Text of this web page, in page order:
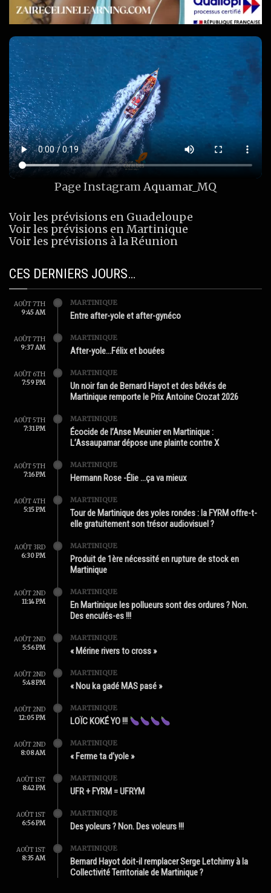
Page InstagramAquamar_MQ
Voir les prévisions en Guadeloupe
Voir les prévisions en Martinique
Voir les prévisions à la Réunion
CES DERNIERS JOURS…
AOÛT 7TH
9:45 AM
MARTINIQUE
Entre after-yole et after-gynéco
AOÛT 7TH
9:37 AM
MARTINIQUE
After-yole…Félix et bouées
AOÛT 6TH
7:59 PM
MARTINIQUE
Un noir fan de Bernard Hayot et des békés de
Martinique remporte le Prix Antoine Crozat 2026
AOÛT 5TH
7:31 PM
MARTINIQUE
Écocide de l’Anse Meunier en Martinique :
L’Assaupamar dépose une plainte contre X
AOÛT 5TH
7:16 PM
MARTINIQUE
Hermann Rose -Élie …ça va mieux
AOÛT 4TH
5:15 PM
MARTINIQUE
Tour de Martinique des yoles rondes : la FYRM offre-t-
elle gratuitement son trésor audiovisuel ?
AOÛT 3RD
6:30 PM
MARTINIQUE
Produit de 1ère nécessité en rupture de stock en
Martinique
AOÛT 2ND
11:14 PM
MARTINIQUE
En Martinique les pollueurs sont des ordures ? Non.
Des enculés-es !!!
AOÛT 2ND
5:56 PM
MARTINIQUE
« Mérine rivers to cross »
AOÛT 2ND
5:48 PM
MARTINIQUE
« Nou ka gadé MAS pasé »
AOÛT 2ND
12:05 PM
MARTINIQUE
LOÏC KOKÉ YO !!!
AOÛT 2ND
8:08 AM
MARTINIQUE
« Ferme ta d’yole »
AOÛT 1ST
8:42 PM
MARTINIQUE
UFR + FYRM = UFRYM
AOÛT 1ST
6:56 PM
MARTINIQUE
Des yoleurs ? Non. Des voleurs !!!
AOÛT 1ST
8:35 AM
MARTINIQUE
Bernard Hayot doit-il remplacer Serge Letchimy à la
Collectivité Territoriale de Martinique ?